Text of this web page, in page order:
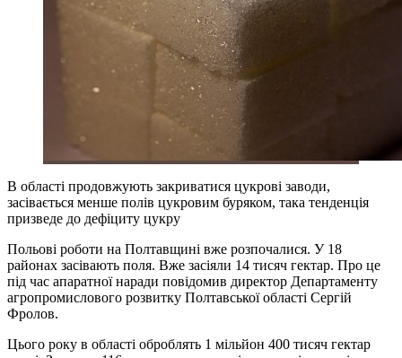
В області продовжують закриватися цукрові заводи,
засівається менше полів цукровим буряком, така тенденція
призведе до дефіциту цукру
Польові роботи на Полтавщині вже розпочалися. У 18
районах засівають поля. Вже засіяли 14 тисяч гектар. Про це
під час апаратної наради повідомив директор Департаменту
агропромислового розвитку Полтавської області Сергій
Фролов.
Цього року в області оброблять 1 мільйон 400 тисяч гектар